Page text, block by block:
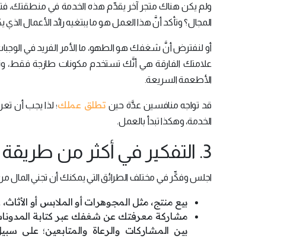
ولم يكن هناك متجر آخر يقدِّم هذه الخدمة في منطقتك،
المجال؟ وتأكد أنَّ هذا العمل هو ما يبتغيه رائد الأعمال
أو لنفترض أنَّ شغفك هو الطهو، ما الأمر الفريد في الوجبات
علامتك الفارقة هي أنَّك تستخدم مكونات طازجة فقط،
الأطعمة السريعة.
قد تواجه منافسين عدَّة حين تطلق عملك؛ لذا يجب أن
الخدمة، وهكذا تبدأ بالعمل.
3. التفكير في أكثر من طريقة لاستثمار كلِّ شغف:
اجلس وفكِّر في مختلف الطرائق التي يمكنك أن تجني
بيع منتج، مثل المجوهرات أو الملابس أو
مشاركة معرفتك عن شغفك عبر كتابة
بين المشاركات والرعاة والمتابعين؛ على